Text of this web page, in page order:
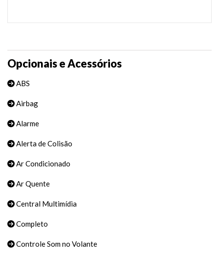
Opcionais e Acessórios
ABS
Airbag
Alarme
Alerta de Colisão
Ar Condicionado
Ar Quente
Central Multimídia
Completo
Controle Som no Volante